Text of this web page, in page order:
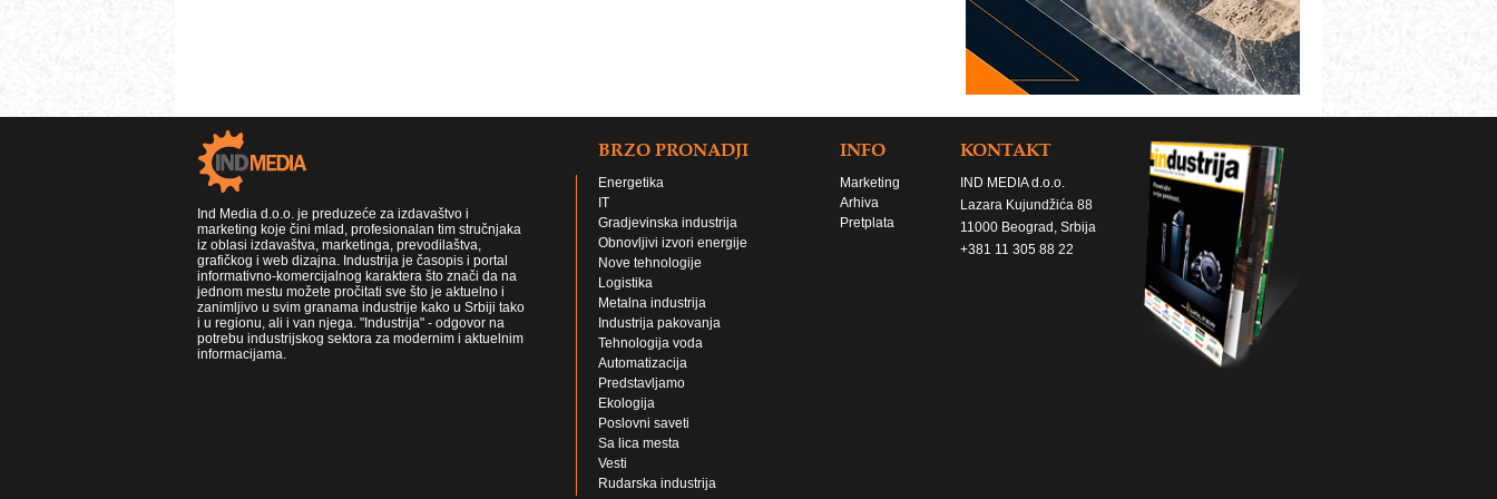
Ind Media d.o.o. je preduzeće za izdavaštvo i
marketing koje čini mlad, profesionalan tim stručnjaka
iz oblasi izdavaštva, marketinga, prevodilaštva,
grafičkog i web dizajna. Industrija je časopis i portal
informativno-komercijalnog karaktera što znači da na
jednom mestu možete pročitati sve što je aktuelno i
zanimljivo u svim granama industrije kako u Srbiji tako
i u regionu, ali i van njega. "Industrija" - odgovor na
potrebu industrijskog sektora za modernim i aktuelnim
informacijama.
BRZO PRONADJI
Energetika
IT
Gradjevinska industrija
Obnovljivi izvori energije
Nove tehnologije
Logistika
Metalna industrija
Industrija pakovanja
Tehnologija voda
Automatizacija
Predstavljamo
Ekologija
Poslovni saveti
Sa lica mesta
Vesti
Rudarska industrija
INFO
Marketing
Arhiva
Pretplata
KONTAKT
IND MEDIA d.o.o.
Lazara Kujundžića 88
11000 Beograd, Srbija
+381 11 305 88 22